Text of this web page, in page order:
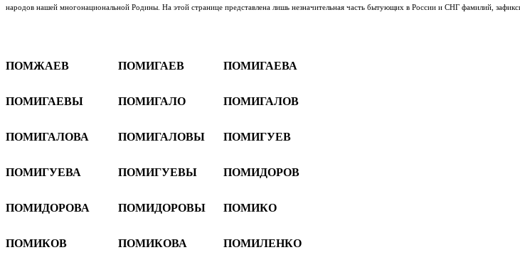
народов нашей многонациональной Родины. На этой странице представлена лишь незначительная часть бытующих в России и СНГ фамилий,
ПОМЖАЕВ ПОМИГАЕВ ПОМИГАЕВА
ПОМИГАЕВЫ ПОМИГАЛО ПОМИГАЛОВ
ПОМИГАЛОВА ПОМИГАЛОВЫ ПОМИГУЕВ
ПОМИГУЕВА ПОМИГУЕВЫ ПОМИДОРОВ
ПОМИДОРОВА ПОМИДОРОВЫ ПОМИКО
ПОМИКОВ ПОМИКОВА ПОМИЛЕНКО